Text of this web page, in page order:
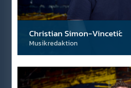
Christian Simon-Vincetić
Musikredaktion